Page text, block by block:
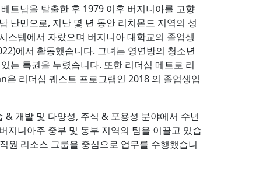
트남을 탈출한 후 1979 이후 버지니아를 고향
난민으로, 지난 몇 년 동안 리치몬드 지역의 성
스템에서 자랐으며 버지니아 대학교의 졸업생
에서 활동했습니다. 그녀는 영연방의 청소년
는 특권을 누렸습니다. 또한 리더십 메트로 리
리더십 퀘스트 프로그램인 2018 의 졸업생입
개발 및 다양성, 주식 & 포용성 분야에서 수년
지니아주 중부 및 동부 지역의 팀을 이끌고 있습
원 리소스 그룹을 중심으로 업무를 수행했습니